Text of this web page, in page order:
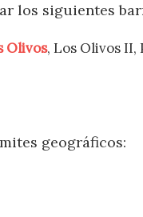
los siguientes
Olivos, Los Olivos II,
geográficos: